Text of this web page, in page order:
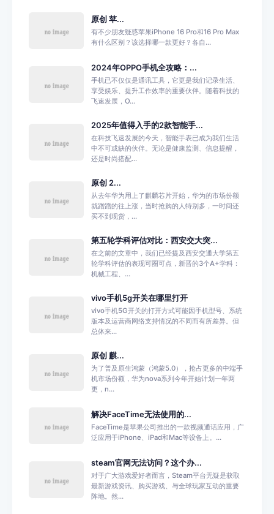
原创 苹...
有不少朋友疑惑苹果iPhone 16 Pro和16 Pro Max
有什么区别？该选择哪一款更好？各自...
2024年OPPO手机全攻略：...
手机已不仅仅是通讯工具，它更是我们记录生活、
享受娱乐、提升工作效率的重要伙伴。随着科技的
飞速发展，O...
2025年值得入手的2款智能手...
在科技飞速发展的今天，智能手表已成为我们生活
中不可或缺的伙伴。无论是健康监测、信息提醒，
还是时尚搭配...
原创 2...
从去年华为用上了麒麟芯片开始，华为的市场份额
就蹭蹭的往上涨，当时抢购的人特别多，一时间还
买不到现货，...
第五轮学科评估对比：西安交大突...
在之前的文章中，我们已经提及西安交通大学第五
轮学科评估的表现可圈可点，新晋的3个A+学科：
机械工程、...
vivo手机5g开关在哪里打开
vivo手机5G开关的打开方式可能因手机型号、系统
版本及运营商网络支持情况的不同而有所差异。但
总体来...
原创 麒...
为了普及原生鸿蒙（鸿蒙5.0），抢占更多的中端手
机市场份额，华为nova系列今年开始计划一年两
更，n...
解决FaceTime无法使用的...
FaceTime是苹果公司推出的一款视频通话应用，广
泛应用于iPhone、iPad和Mac等设备上。...
steam官网无法访问？这个办...
对于广大游戏爱好者而言，Steam平台无疑是获取
最新游戏资讯、购买游戏、与全球玩家互动的重要
阵地。然...